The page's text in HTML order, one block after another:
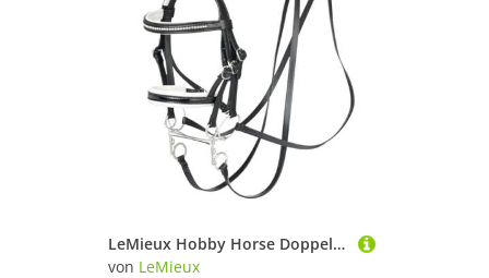
LeMieux Hobby Horse Doppeltrense schwarz - passend für Hobbypferde - Leder mit funktionalen Schnallen - Zwei Sätze Zügel - Lernspielzeug
von LeMieux